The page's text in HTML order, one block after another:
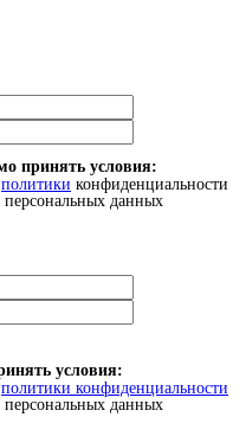
принять условия:
политики конфиденциальности
персональных данных
условия:
политики конфиденциальности
персональных данных